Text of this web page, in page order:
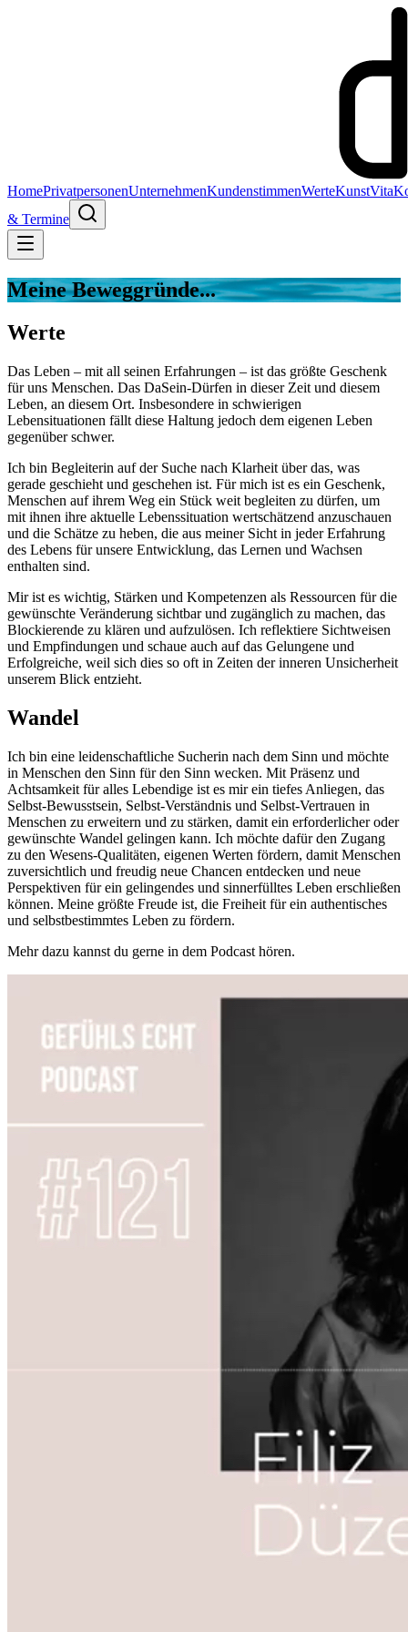
HomePrivatpersonenUnternehmenKundenstimmenWerteKunstVita
& Termine
Meine Beweggründe...
Werte
Das Leben – mit all seinen Erfahrungen – ist das größte Geschenk
für uns Menschen. Das DaSein-Dürfen in dieser Zeit und diesem
Leben, an diesem Ort. Insbesondere in schwierigen
Lebensituationen fällt diese Haltung jedoch dem eigenen Leben
gegenüber schwer.
Ich bin Begleiterin auf der Suche nach Klarheit über das, was
gerade geschieht und geschehen ist. Für mich ist es ein Geschenk,
Menschen auf ihrem Weg ein Stück weit begleiten zu dürfen, um
mit ihnen ihre aktuelle Lebenssituation wertschätzend anzuschauen
und die Schätze zu heben, die aus meiner Sicht in jeder Erfahrung
des Lebens für unsere Entwicklung, das Lernen und Wachsen
enthalten sind.
Mir ist es wichtig, Stärken und Kompetenzen als Ressourcen für die
gewünschte Veränderung sichtbar und zugänglich zu machen, das
Blockierende zu klären und aufzulösen. Ich reflektiere Sichtweisen
und Empfindungen und schaue auch auf das Gelungene und
Erfolgreiche, weil sich dies so oft in Zeiten der inneren Unsicherheit
unserem Blick entzieht.
Wandel
Ich bin eine leidenschaftliche Sucherin nach dem Sinn und möchte
in Menschen den Sinn für den Sinn wecken. Mit Präsenz und
Achtsamkeit für alles Lebendige ist es mir ein tiefes Anliegen, das
Selbst-Bewusstsein, Selbst-Verständnis und Selbst-Vertrauen in
Menschen zu erweitern und zu stärken, damit ein erforderlicher oder
gewünschte Wandel gelingen kann. Ich möchte dafür den Zugang
zu den Wesens-Qualitäten, eigenen Werten fördern, damit Menschen
zuversichtlich und freudig neue Chancen entdecken und neue
Perspektiven für ein gelingendes und sinnerfülltes Leben erschließen
können. Meine größte Freude ist, die Freiheit für ein authentisches
und selbstbestimmtes Leben zu fördern.
Mehr dazu kannst du gerne in dem Podcast hören.